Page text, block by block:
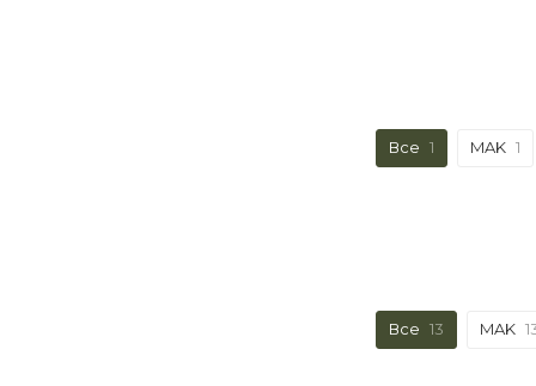
Все 1 MAK 1
Все 13 MAK